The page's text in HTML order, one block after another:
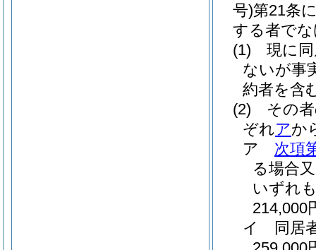
号)第21条
する者で
(1)
現に
ないが事
約者を含
(2)
その
ぞれアか
ア
次項
る場合
いずれ
214,000
イ
同居